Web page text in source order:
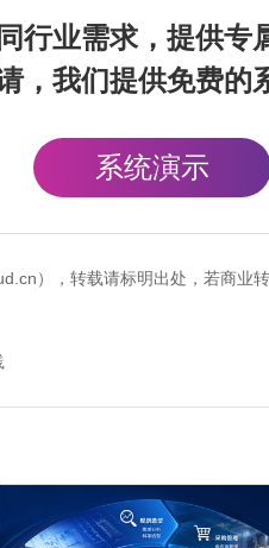
行业需求，提供专
，我们提供免费的
系统演示
），转载请标明出处，若商业转